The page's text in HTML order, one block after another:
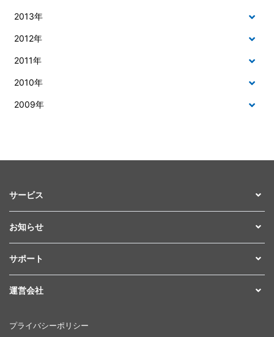
2013年
2012年
2011年
2010年
2009年
サービス
お知らせ
サポート
運営会社
プライバシーポリシー